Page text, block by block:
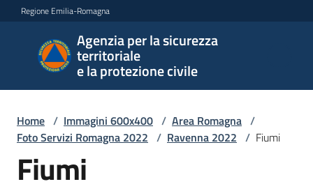
Vai al contenuto
Vai alla navigazione
Vai al footer
Regione Emilia-Romagna
Agenzia per la sicurezza
territoriale
e la protezione civile
Agenzia
per la
sicurezza
e la
protezione
civile
Home / Immagini 600x400 / Area Romagna /
Foto Servizi Romagna 2022 / Ravenna 2022 / Fiumi
Fiumi